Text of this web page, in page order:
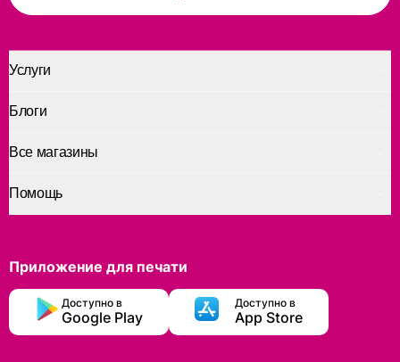
Услуги
Помощь
Блоги
Все магазины
Приложение для печати
Доступно в
Google Play
Доступно в
App Store